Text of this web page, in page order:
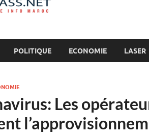
POLITIQUE ECONOMIE LASER
Les